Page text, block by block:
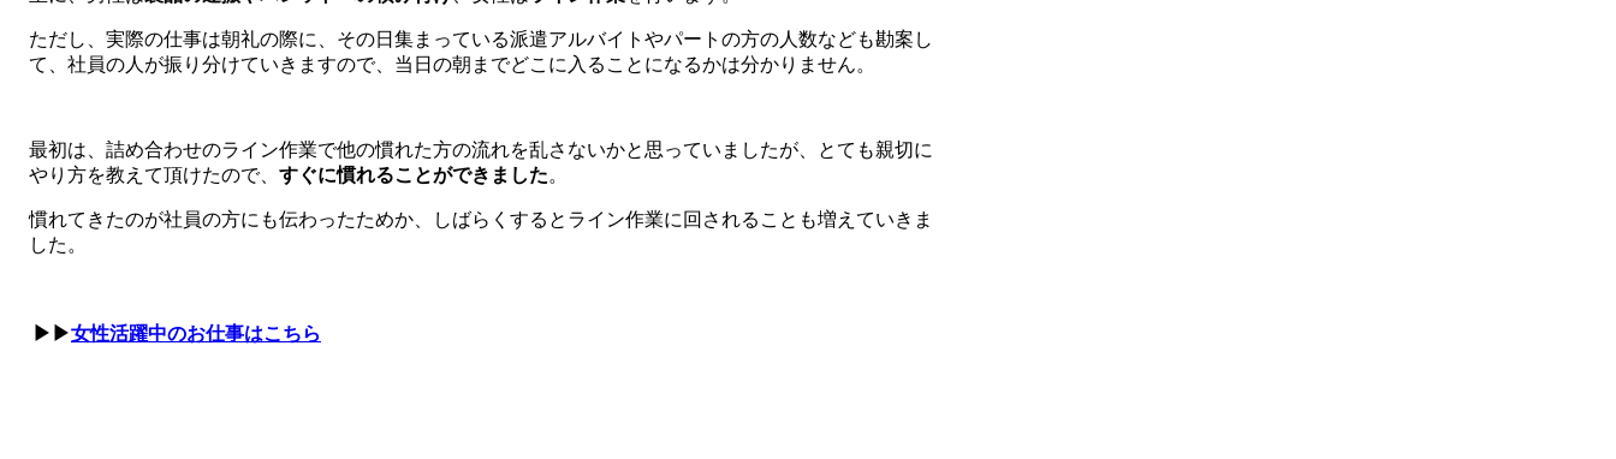
ただし、実際の仕事は朝礼の際に、その日集まっている派遣アルバイトやパートの方の人数なども勘案し
て、社員の人が振り分けていきますので、当日の朝までどこに入ることになるかは分かりません。
最初は、詰め合わせのライン作業で他の慣れた方の流れを乱さないかと思っていましたが、とても親切に
やり方を教えて頂けたので、 すぐに慣れることができました。
慣れてきたのが社員の方にも伝わったためか、しばらくするとライン作業に回されることも増えていきま
した。
▶▶女性活躍中のお仕事はこちら